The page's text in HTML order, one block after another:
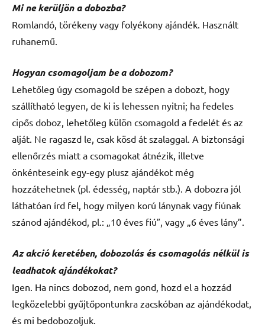
Mi ne kerüljön a dobozba?
Romlandó, törékeny vagy folyékony ajándék. Használt
ruhanemű.
Hogyan csomagoljam be a dobozom?
Lehetőleg úgy csomagold be szépen a dobozt, hogy
szállítható legyen, de ki is lehessen nyitni; ha fedeles
cipős doboz, lehetőleg külön csomagold a fedelét és az
alját. Ne ragaszd le, csak kösd át szalaggal. A biztonsági
ellenőrzés miatt a csomagokat átnézik, illetve
önkénteseink egy-egy plusz ajándékot még
hozzátehetnek (pl. édesség, naptár stb.). A dobozra jól
láthatóan írd fel, hogy milyen korú lánynak vagy fiúnak
szánod ajándékod, pl.: „10 éves fiú″, vagy „6 éves lány”.
Az akció keretében, dobozolás és csomagolás nélkül is
leadhatok ajándékokat?
Igen. Ha nincs dobozod, nem gond, hozd el a hozzád
legközelebbi gyűjtőpontunkra zacskóban az ajándékodat,
és mi bedobozoljuk.